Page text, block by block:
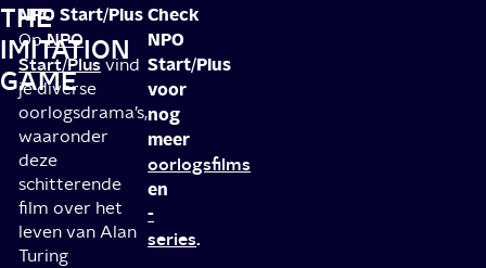
THE
IMITATION
GAME
NPO Start/Plus
OpNPO
Start/Plusvind
je diverse
oorlogsdrama’s,
waaronder
deze
schitterende
film over het
leven van Alan
Turing
Check
NPO
Start/Plus
voor
nog
meer
oorlogsfilms
en
-
series.